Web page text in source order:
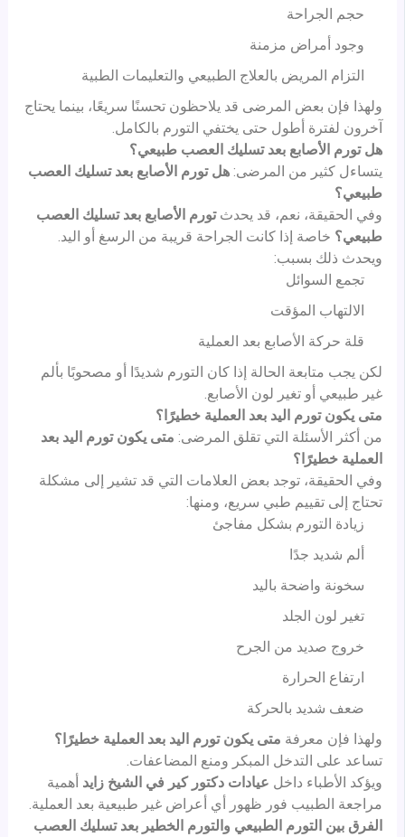
حجم الجراحة
وجود أمراض مزمنة
التزام المريض بالعلاج الطبيعي والتعليمات الطبية
ولهذا فإن بعض المرضى قد يلاحظون تحسنًا سريعًا، بينما يحتاج
آخرون لفترة أطول حتى يختفي التورم بالكامل.
هل تورم الأصابع بعد تسليك العصب طبيعي؟
يتساءل كثير من المرضى:هل تورم الأصابع بعد تسليك العصب
طبيعي؟
وفي الحقيقة، نعم، قد يحدثتورم الأصابع بعد تسليك العصب
طبيعي؟ خاصة إذا كانت الجراحة قريبة من الرسغ أو اليد.
ويحدث ذلك بسبب:
تجمع السوائل
الالتهاب المؤقت
قلة حركة الأصابع بعد العملية
لكن يجب متابعة الحالة إذا كان التورم شديدًا أو مصحوبًا بألم
غير طبيعي أو تغير لون الأصابع.
متى يكون تورم اليد بعد العملية خطيرًا؟
من أكثر الأسئلة التي تقلق المرضى: متى يكون تورم اليد بعد
العملية خطيرًا؟
وفي الحقيقة، توجد بعض العلامات التي قد تشير إلى مشكلة
تحتاج إلى تقييم طبي سريع، ومنها:
زيادة التورم بشكل مفاجئ
ألم شديد جدًا
سخونة واضحة باليد
تغير لون الجلد
خروج صديد من الجرح
ارتفاع الحرارة
ضعف شديد بالحركة
ولهذا فإن معرفة متى يكون تورم اليد بعد العملية خطيرًا؟
تساعد على التدخل المبكر ومنع المضاعفات.
ويؤكد الأطباء داخل عيادات دكتور كير في الشيخ زايد أهمية
مراجعة الطبيب فور ظهور أي أعراض غير طبيعية بعد العملية.
الفرق بين التورم الطبيعي والتورم الخطير بعد تسليك العصب